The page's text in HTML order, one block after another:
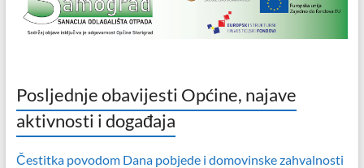
Posljednje obavijesti Općine, najave
aktivnosti i događaja
Čestitka povodom Dana pobjede i domovinske zahvalnosti